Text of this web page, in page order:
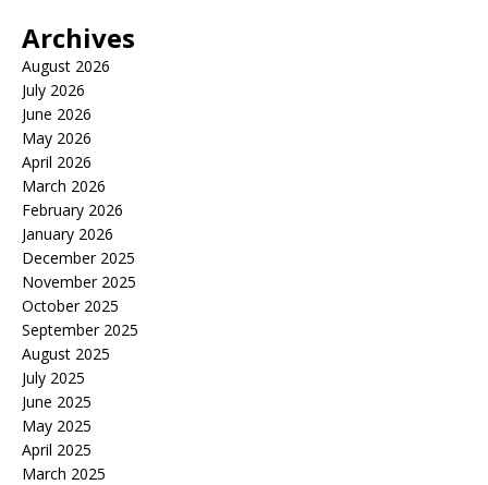
Archives
August 2026
July 2026
June 2026
May 2026
April 2026
March 2026
February 2026
January 2026
December 2025
November 2025
October 2025
September 2025
August 2025
July 2025
June 2025
May 2025
April 2025
March 2025